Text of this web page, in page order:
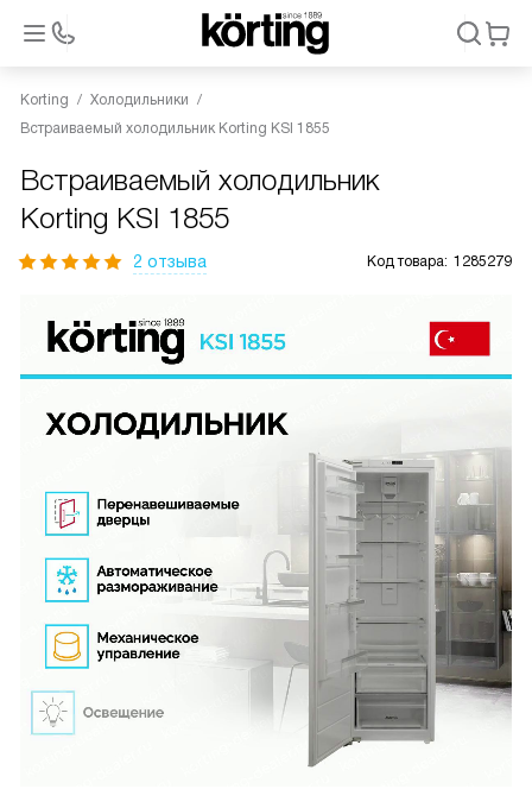
Korting
Холодильники
Встраиваемый холодильник Korting KSI 1855
Встраиваемый холодильник
Korting KSI 1855
2 отзыва Код товара: 1285279